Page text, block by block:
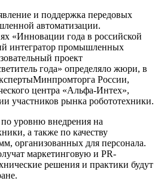
и поддержка передовых
автоматизации.
«Инновации года в российской
интегратор промышленных
проект
года» определяло жюри, в
ыМинпромторга России,
центра «Альфа-Интех»,
участников рынка робототехники.
по уровню внедрения на
ки, а также по качеству
, организованных для персонала.
маркетинговую и PR-
решения и практики будут
.